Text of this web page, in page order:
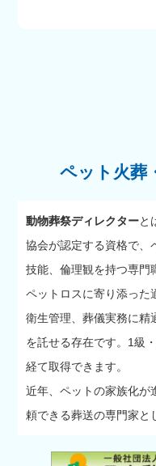
ペット火葬
動物葬祭ディレクターと
協会が認定する資格で、
技能、倫理観を持つ専門
ペットロスに寄り添った
衛生管理、葬儀実務に精
を託せる存在です。1級
経て取得できます。
近年、ペットの家族化が
頼できる葬送の専門家と